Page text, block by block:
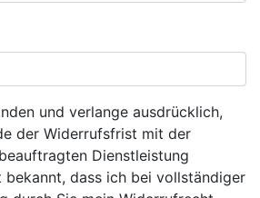
und verlange ausdrücklich,
der Widerrufsfrist mit der
Dienstleistung
bekannt, dass ich bei vollständiger